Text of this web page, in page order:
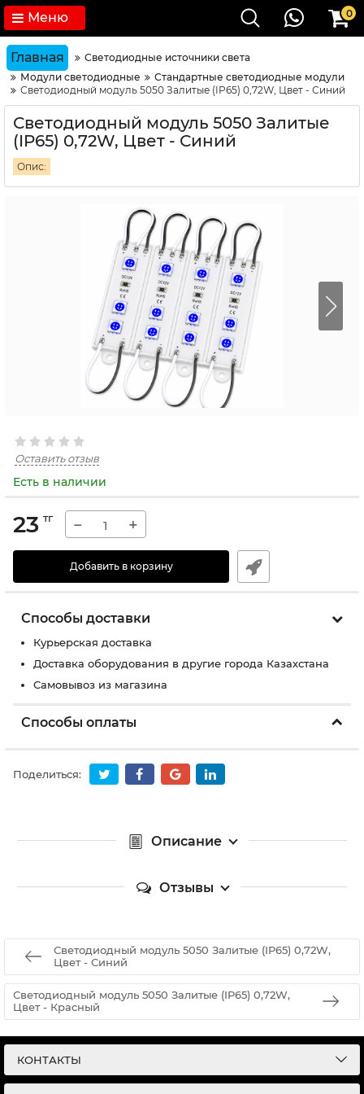
Меню 0
Главная
Светодиодные источники света
Модули светодиодные
Стандартные светодиодные модули
Светодиодный модуль 5050 Залитые (IP65) 0,72W, Цвет - Синий
Светодиодный модуль 5050 Залитые
(IP65) 0,72W, Цвет - Синий
Опис:
Оставить отзыв
Есть в наличии
23 тг − +
Добавить в корзину
Способы доставки
Курьерская доставка
Доставка оборудования в другие города Казахстана
Самовывоз из магазина
Способы оплаты
Поделиться:
Описание
Отзывы
Светодиодный модуль 5050 Залитые (IP65) 0,72W,
Цвет - Синий
Светодиодный модуль 5050 Залитые (IP65) 0,72W,
Цвет - Красный
КОНТАКТЫ